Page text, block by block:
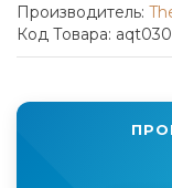
Производитель:
Код Товара: